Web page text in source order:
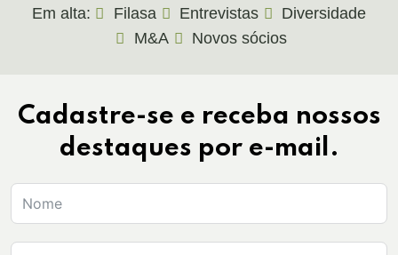
Em alta: Filasa Entrevistas
Diversidade
M&A
Novos sócios
Cadastre-se e receba nossos
destaques por e-mail.